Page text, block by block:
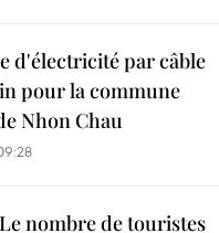
d'électricité par câble
pour la commune
Nhon Chau
nombre de touristes